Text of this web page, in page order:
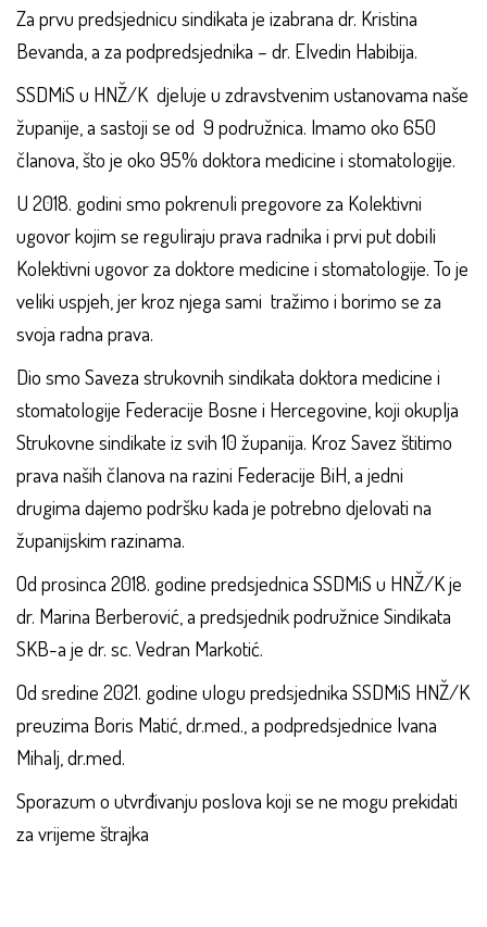
Za prvu predsjednicu sindikata je izabrana dr. Kristina
Bevanda, a za podpredsjednika – dr. Elvedin Habibija.
SSDMiS u HNŽ/K djeluje u zdravstvenim ustanovama naše
županije, a sastoji se od 9 podružnica. Imamo oko 650
članova, što je oko 95% doktora medicine i stomatologije.
U 2018. godini smo pokrenuli pregovore za Kolektivni
ugovor kojim se reguliraju prava radnika i prvi put dobili
Kolektivni ugovor za doktore medicine i stomatologije. To je
veliki uspjeh, jer kroz njega sami tražimo i borimo se za
svoja radna prava.
Dio smo Saveza strukovnih sindikata doktora medicine i
stomatologije Federacije Bosne i Hercegovine, koji okuplja
Strukovne sindikate iz svih 10 županija. Kroz Savez štitimo
prava naših članova na razini Federacije BiH, a jedni
drugima dajemo podršku kada je potrebno djelovati na
županijskim razinama.
Od prosinca 2018. godine predsjednica SSDMiS u HNŽ/K je
dr. Marina Berberović, a predsjednik podružnice Sindikata
SKB-a je dr. sc. Vedran Markotić.
Od sredine 2021. godine ulogu predsjednika SSDMiS HNŽ/K
preuzima Boris Matić, dr.med., a podpredsjednice Ivana
Mihalj, dr.med.
Sporazum o utvrđivanju poslova koji se ne mogu prekidati
za vrijeme štrajka